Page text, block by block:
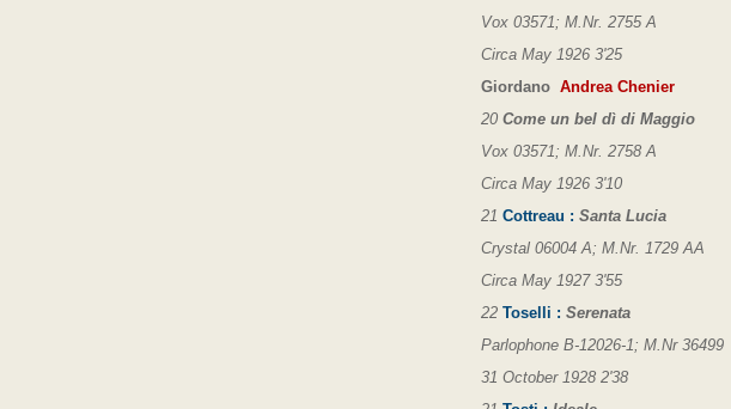
Vox 03571; M.Nr. 2755 A
Circa May 1926 3'25
Giordano Andrea Chenier
20 Come un bel dì di Maggio
Vox 03571; M.Nr. 2758 A
Circa May 1926 3'10
21 Cottreau : Santa Lucia
Crystal 06004 A; M.Nr. 1729 AA
Circa May 1927 3'55
22 Toselli : Serenata
Parlophone B-12026-1; M.Nr 36499
31 October 1928 2'38